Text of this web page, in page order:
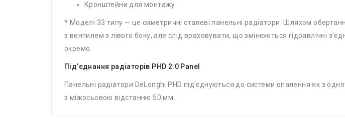
Кронштейни для монтажу
* Моделі 33 типу — це симетричні сталеві панельні радіатори. Шляхом
з вентилем з лівого боку, але слід враховувати, що змінюються гідравлічні
окремо.
Під’єднання радіаторів PHD 2.0 Panel
Панельні радіатори DeLonghi PHD під’єднуються до системи опалення як з
з міжосьовою відстанню 50 мм.